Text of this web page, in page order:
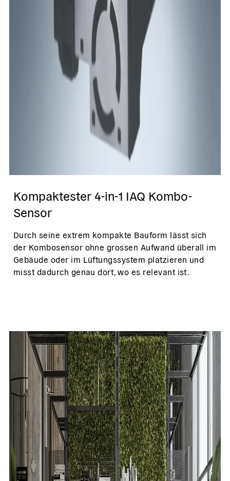
Kompaktester 4-in-1 IAQ Kombo-
Sensor
Durch seine extrem kompakte Bauform lässt sich
der Kombosensor ohne grossen Aufwand überall im
Gebäude oder im Lüftungssystem platzieren und
misst dadurch genau dort, wo es relevant ist.